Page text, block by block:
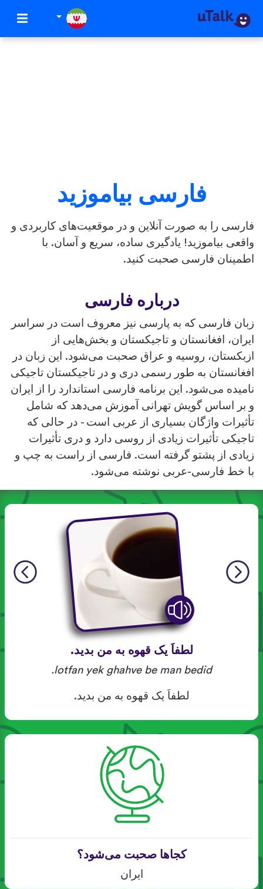
فارسی بیاموزید
فارسی را به صورت آنلاین و در موقعیت‌های کاربردی و
واقعی بیاموزید! یادگیری ساده، سریع و آسان. با
اطمینان فارسی صحبت کنید.
درباره فارسی
زبان فارسی که به پارسی نیز معروف است در سراسر
ایران، افغانستان و تاجیکستان و بخش‌هایی از
ازبکستان، روسیه و عراق صحبت می‌شود. این زبان در
افغانستان به طور رسمی دری و در تاجیکستان تاجیکی
نامیده می‌شود. این برنامه فارسی استاندارد را از ایران
و بر اساس گویش تهرانی آموزش می‌دهد که شامل
تأثیرات واژگان بسیاری از عربی است - در حالی که
تاجیکی تأثیرات زیادی از روسی دارد و دری تأثیرات
زیادی از پشتو گرفته است. فارسی از راست به چپ و
با خط فارسی-عربی نوشته می‌شود.
لطفاَ یک قهوه به من بدید.
lotfan yek ghahve be man bedid.
لطفاَ یک قهوه به من بدید.
کجاها صحبت می‌شود؟
ایران